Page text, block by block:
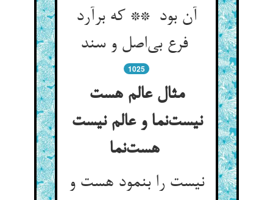
آن بود ** که برآرد
فرع بی‌اصل و سند
1025
مثال عالم هست
نیست‌نما و عالم نیست
هست‌نما
نیست را بنمود هست و